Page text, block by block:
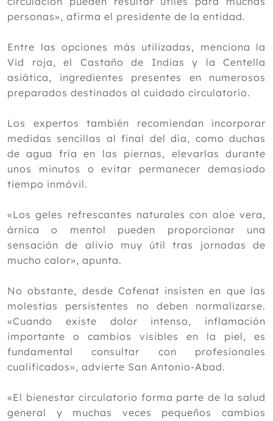
personas», afirma el presidente de la entidad.
Entre las opciones más utilizadas, menciona la
Vid roja, el Castaño de Indias y la Centella
asiática, ingredientes presentes en numerosos
preparados destinados al cuidado circulatorio.
Los expertos también recomiendan incorporar
medidas sencillas al final del día, como duchas
de agua fría en las piernas, elevarlas durante
unos minutos o evitar permanecer demasiado
tiempo inmóvil.
«Los geles refrescantes naturales con aloe vera,
árnica o mentol pueden proporcionar una
sensación de alivio muy útil tras jornadas de
mucho calor», apunta.
No obstante, desde Cofenat insisten en que las
molestias persistentes no deben normalizarse.
«Cuando existe dolor intenso, inflamación
importante o cambios visibles en la piel, es
fundamental consultar con profesionales
cualificados», advierte San Antonio-Abad.
«El bienestar circulatorio forma parte de la salud
general y muchas veces pequeños cambios